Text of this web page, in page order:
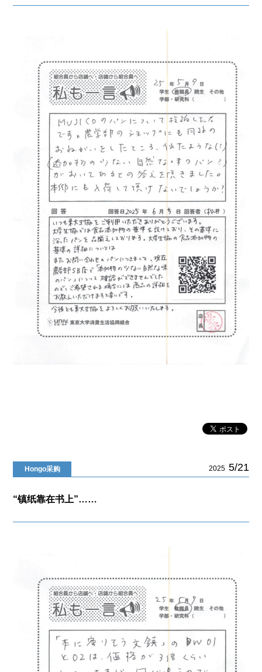
Hongo采购 2025 5/21
“镇纸靠在书上”……